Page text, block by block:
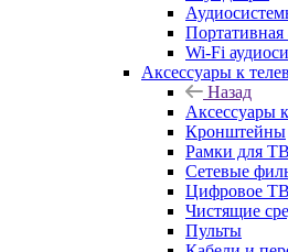
Портативная
Wi-Fi
Аксессуары к
Назад
Аксессуары
Кронштейны
Рамки для ТВ
Сетевые
Цифровое ТВ
Чистящие
Пульты